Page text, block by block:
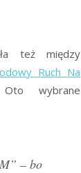
też między
Ruch Na
wybrane
– bo